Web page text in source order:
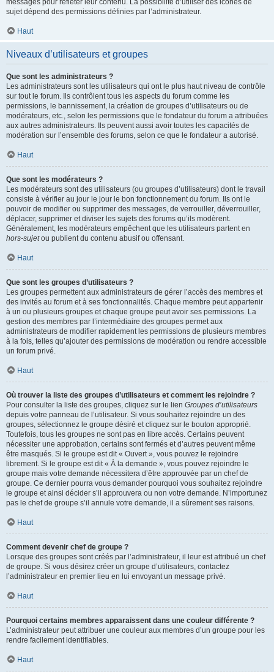
messages pour refléter leur contenu. La possibilité d’utiliser des icônes de
sujet dépend des permissions définies par l’administrateur.
Haut
Niveaux d’utilisateurs et groupes
Que sont les administrateurs ?
Les administrateurs sont les utilisateurs qui ont le plus haut niveau de contrôle
sur tout le forum. Ils contrôlent tous les aspects du forum comme les
permissions, le bannissement, la création de groupes d’utilisateurs ou de
modérateurs, etc., selon les permissions que le fondateur du forum a attribuées
aux autres administrateurs. Ils peuvent aussi avoir toutes les capacités de
modération sur l’ensemble des forums, selon ce que le fondateur a autorisé.
Haut
Que sont les modérateurs ?
Les modérateurs sont des utilisateurs (ou groupes d’utilisateurs) dont le travail
consiste à vérifier au jour le jour le bon fonctionnement du forum. Ils ont le
pouvoir de modifier ou supprimer des messages, de verrouiller, déverrouiller,
déplacer, supprimer et diviser les sujets des forums qu’ils modèrent.
Généralement, les modérateurs empêchent que les utilisateurs partent en
hors-sujetou publient du contenu abusif ou offensant.
Haut
Que sont les groupes d’utilisateurs ?
Les groupes permettent aux administrateurs de gérer l’accès des membres et
des invités au forum et à ses fonctionnalités. Chaque membre peut appartenir
à un ou plusieurs groupes et chaque groupe peut avoir ses permissions. La
gestion des membres par l’intermédiaire des groupes permet aux
administrateurs de modifier rapidement les permissions de plusieurs membres
à la fois, telles qu’ajouter des permissions de modération ou rendre accessible
un forum privé.
Haut
Où trouver la liste des groupes d’utilisateurs et comment les rejoindre ?
Pour consulter la liste des groupes, cliquez sur le lien Groupes d’utilisateurs
depuis votre panneau de l’utilisateur. Si vous souhaitez rejoindre un des
groupes, sélectionnez le groupe désiré et cliquez sur le bouton approprié.
Toutefois, tous les groupes ne sont pas en libre accès. Certains peuvent
nécessiter une approbation, certains sont fermés et d’autres peuvent même
être masqués. Si le groupe est dit « Ouvert », vous pouvez le rejoindre
librement. Si le groupe est dit « À la demande », vous pouvez rejoindre le
groupe mais votre demande nécessitera d’être approuvée par un chef de
groupe. Ce dernier pourra vous demander pourquoi vous souhaitez rejoindre
le groupe et ainsi décider s’il approuvera ou non votre demande. N’importunez
pas le chef de groupe s’il annule votre demande, il a sûrement ses raisons.
Haut
Comment devenir chef de groupe ?
Lorsque des groupes sont créés par l’administrateur, il leur est attribué un chef
de groupe. Si vous désirez créer un groupe d’utilisateurs, contactez
l’administrateur en premier lieu en lui envoyant un message privé.
Haut
Pourquoi certains membres apparaissent dans une couleur différente ?
L’administrateur peut attribuer une couleur aux membres d’un groupe pour les
rendre facilement identifiables.
Haut